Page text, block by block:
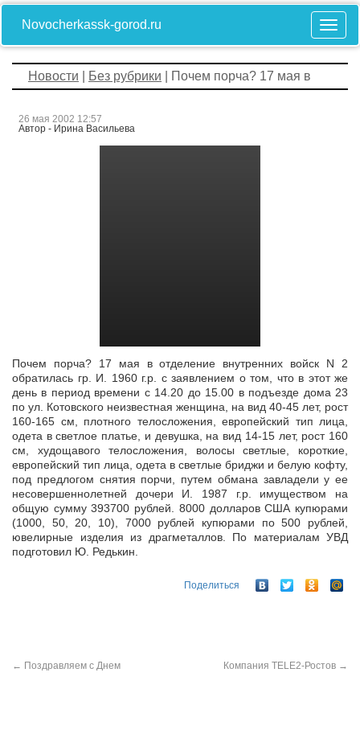
Novocherkassk-gorod.ru
Новости Без рубрики | Почем порча? 17 мая в
26 мая 2002 12:57
Автор - Ирина Васильева
Почем порча? 17 мая в отделение внутренних войск N 2
обратилась гр. И. 1960 г.р. с заявлением о том, что в этот же
день в период времени с 14.20 до 15.00 в подъезде дома 23
по ул. Котовского неизвестная женщина, на вид 40-45 лет, рост
160-165 см, плотного телосложения, европейский тип лица,
одета в светлое платье, и девушка, на вид 14-15 лет, рост 160
см, худощавого телосложения, волосы светлые, короткие,
европейский тип лица, одета в светлые бриджи и белую кофту,
под предлогом снятия порчи, путем обмана завладели у ее
несовершеннолетней дочери И. 1987 г.р. имуществом на
общую сумму 393700 рублей. 8000 долларов США купюрами
(1000, 50, 20, 10), 7000 рублей купюрами по 500 рублей,
ювелирные изделия из драгметаллов. По материалам УВД
подготовил Ю. Редькин.
Поделиться
← Поздравляем с Днем Компания TELE2-Ростов →